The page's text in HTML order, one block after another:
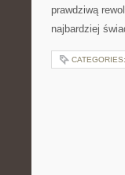
prawdziwą
najbardziej
CATEGORIES: